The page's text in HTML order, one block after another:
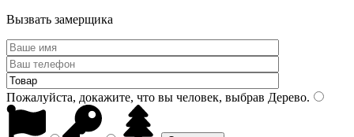
Вызвать замерщика
Пожалуйста, докажите, что вы человек, выбрав Дерево.